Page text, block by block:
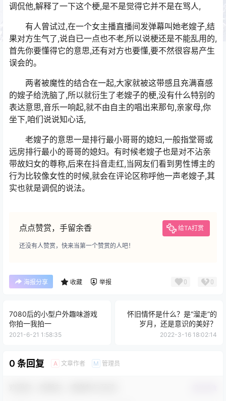
调侃他,解释了一下这个梗,是不是觉得它并不是在骂人,
有人曾试过,在一个女主播直播间发弹幕叫她老嫂子,结
果对方生气了,说自已一点也不老,所以说梗还是不能乱用的,
首先你要懂得它的意思,还有对方也要懂,要不然很容易产生
误会的。
两者被魔性的结合在一起,大家就被这带感且充满喜感
的嫂子给洗脑了,所以就衍生了老嫂子的梗,没有什么特别的
表达意思,音乐一响起,就不由自主的唱出来那句,亲家母,你
坐下,咱们说说知心话,
老嫂子的意思一是排行最小哥哥的媳妇,一般指堂哥或
远房排行最小的哥哥的媳妇。有时候老嫂子也是对不沾亲
带故妇女的尊称,后来在抖音走红,当网友们看到男性博主的
行为比较像女性的时候,就会在评论区称呼他一声老嫂子,其
实也就是调侃的说法。
点点赞赏，手留余香 给TA打赏
还没有人赞赏，快来当第一个赞赏的人吧！
海报分享 收藏 举报 0 0
7080后的小型户外趣味游戏
你拍一我拍一
2021-6-21 1:58:35
怀旧情怀是什么？是“溜走”的
岁月，还是意识的美好？
2022-3-16 18:02:14
0 条回复 A 文章作者 M 管理员